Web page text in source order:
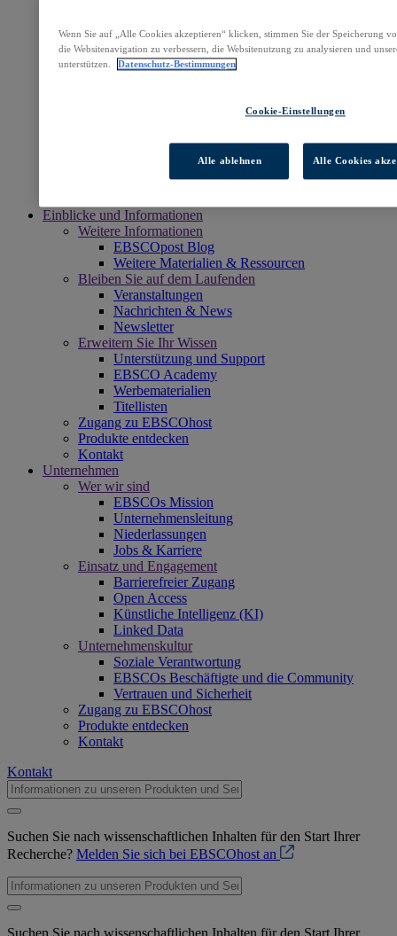
DynaMed
Zeitschriften, E-Packages und Magazine
Services für die Abonnementverwaltung
EBSCOhost Collection Manager
Zugang zu EBSCOhost
Produkte entdecken
Einblicke und Informationen
Weitere Informationen
EBSCOpost Blog
Weitere Materialien & Ressourcen
Bleiben Sie auf dem Laufenden
Veranstaltungen
Nachrichten & News
Newsletter
Erweitern Sie Ihr Wissen
Unterstützung und Support
EBSCO Academy
Werbematerialien
Titellisten
Zugang zu EBSCOhost
Produkte entdecken
Kontakt
Unternehmen
Wer wir sind
EBSCOs Mission
Unternehmensleitung
Niederlassungen
Jobs & Karriere
Einsatz und Engagement
Barrierefreier Zugang
Open Access
Künstliche Intelligenz (KI)
Linked Data
Unternehmenskultur
Soziale Verantwortung
EBSCOs Beschäftigte und die Community
Vertrauen und Sicherheit
Zugang zu EBSCOhost
Produkte entdecken
Kontakt
Kontakt
Suchen Sie nach wissenschaftlichen Inhalten für den Start Ihrer
Recherche? Melden Sie sich bei EBSCOhost an
Suchen Sie nach wissenschaftlichen Inhalten für den Start Ihrer
Wenn Sie auf „Alle Cookies akzeptieren“ klicken, stimmen Sie der Speicherung
die Websitenavigation zu verbessern, die Websitenutzung zu analysieren und
unterstützen.
Datenschutz-Bestimmungen
Cookie-Einstellungen
Alle ablehnen Alle Cookies